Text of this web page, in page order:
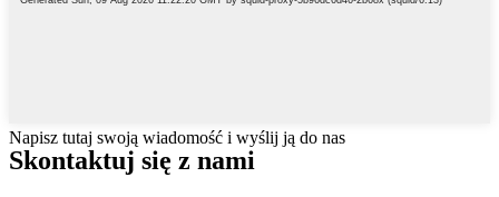
Napisz tutaj swoją wiadomość i wyślij ją do nas
Skontaktuj się z nami